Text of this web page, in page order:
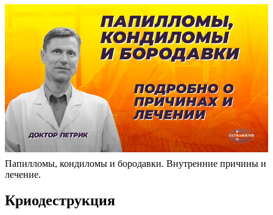
Папилломы, кондиломы и бородавки. Внутренние причины и
лечение.
Криодеструкция